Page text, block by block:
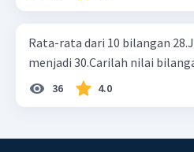
Rata-rata dari 10 bilangan
menjadi 30.Carilah nilai
36 4.0